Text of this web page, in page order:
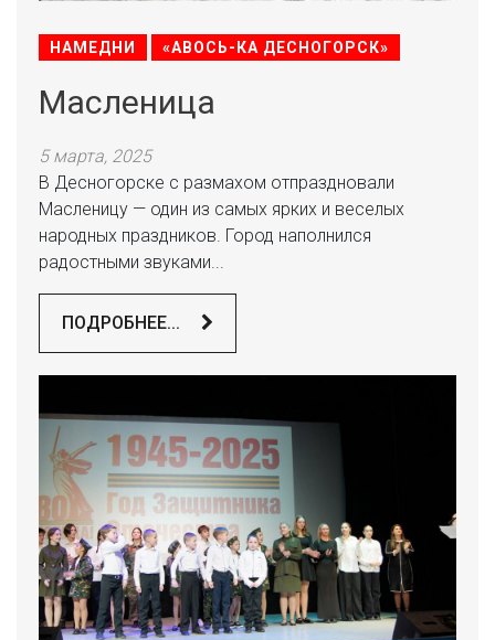
НАМЕДНИ «АВОСЬ-КА ДЕСНОГОРСК»
Масленица
5 марта, 2025
В Десногорске с размахом отпраздновали
Масленицу — один из самых ярких и веселых
народных праздников. Город наполнился
радостными звуками...
ПОДРОБНЕЕ...